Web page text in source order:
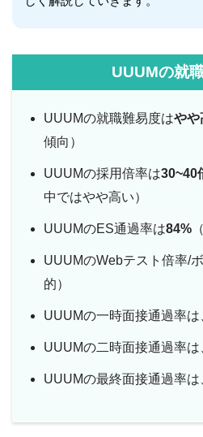
UUUMの就
UUUMの就職難易度はやや
傾向）
UUUMの採用倍率は30~40
中ではやや高い）
UUUMのES通過率は84%
UUUMのWebテスト倍率/
的）
UUUMの一時面接通過率は
UUUMの二時面接通過率は
UUUMの最終面接通過率は